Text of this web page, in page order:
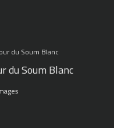
du Soum Blanc